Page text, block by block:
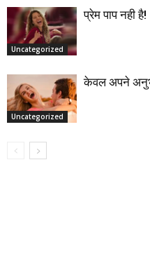
Uncategorized
प्रेम पाप नही है!
Uncategorized
केवल अपने